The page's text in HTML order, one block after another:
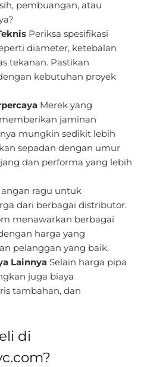
pembuangan, atau
Periksa spesifikasi
diameter, ketebalan
tekanan. Pastikan
kebutuhan proyek
Merek yang
jaminan
mungkin sedikit lebih
sepadan dengan umur
dan performa yang lebih
ragu untuk
dari berbagai distributor.
menawarkan berbagai
harga yang
pelanggan yang baik.
Lainnya Selain harga pipa
juga biaya
tambahan, dan
di